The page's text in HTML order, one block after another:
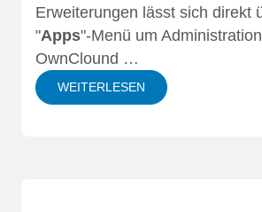
Erweiterungen lässt sich direkt
"Apps"-Menü um
OwnClound …
WEITERLESEN